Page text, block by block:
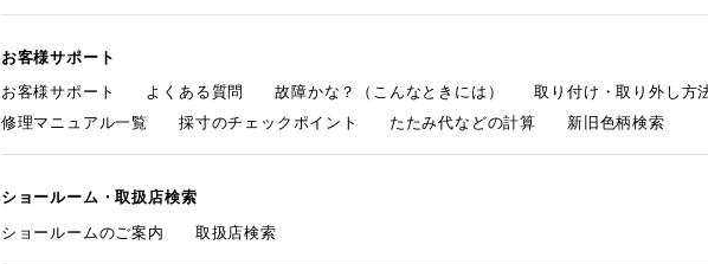
お客様サポート
お客様サポート
よくある質問 故障かな？（こんなときには） 取り付け・取り外し方
修理マニュアル一覧
採寸のチェックポイント たたみ代などの計算 新旧色柄検索
ショールーム・取扱店検索
ショールームのご案内
取扱店検索